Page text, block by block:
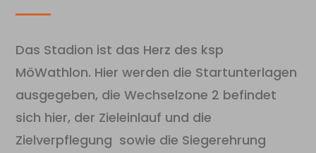
Das Stadion ist das Herz des ksp
MöWathlon. Hier werden die Startunterlagen
ausgegeben, die Wechselzone 2 befindet
sich hier, der Zieleinlauf und die
Zielverpflegung sowie die Siegerehrung